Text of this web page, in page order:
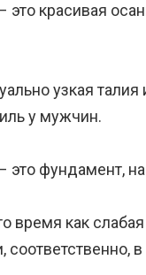
красивая
узкая
у мужчин.
фундамент,
время как
соответственно,